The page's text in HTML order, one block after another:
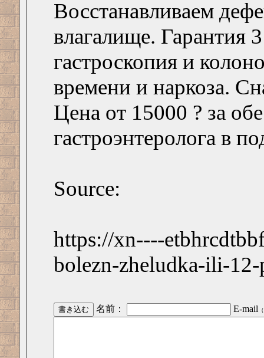
Восстанавливаем
влагалище. Гарантия
гастроскопия и
времени и наркоза.
Цена от 15000 ? за
гастроэнтеролога в
Source:
https://xn----
bolezn-zheludka-ili-
名前： E-mail